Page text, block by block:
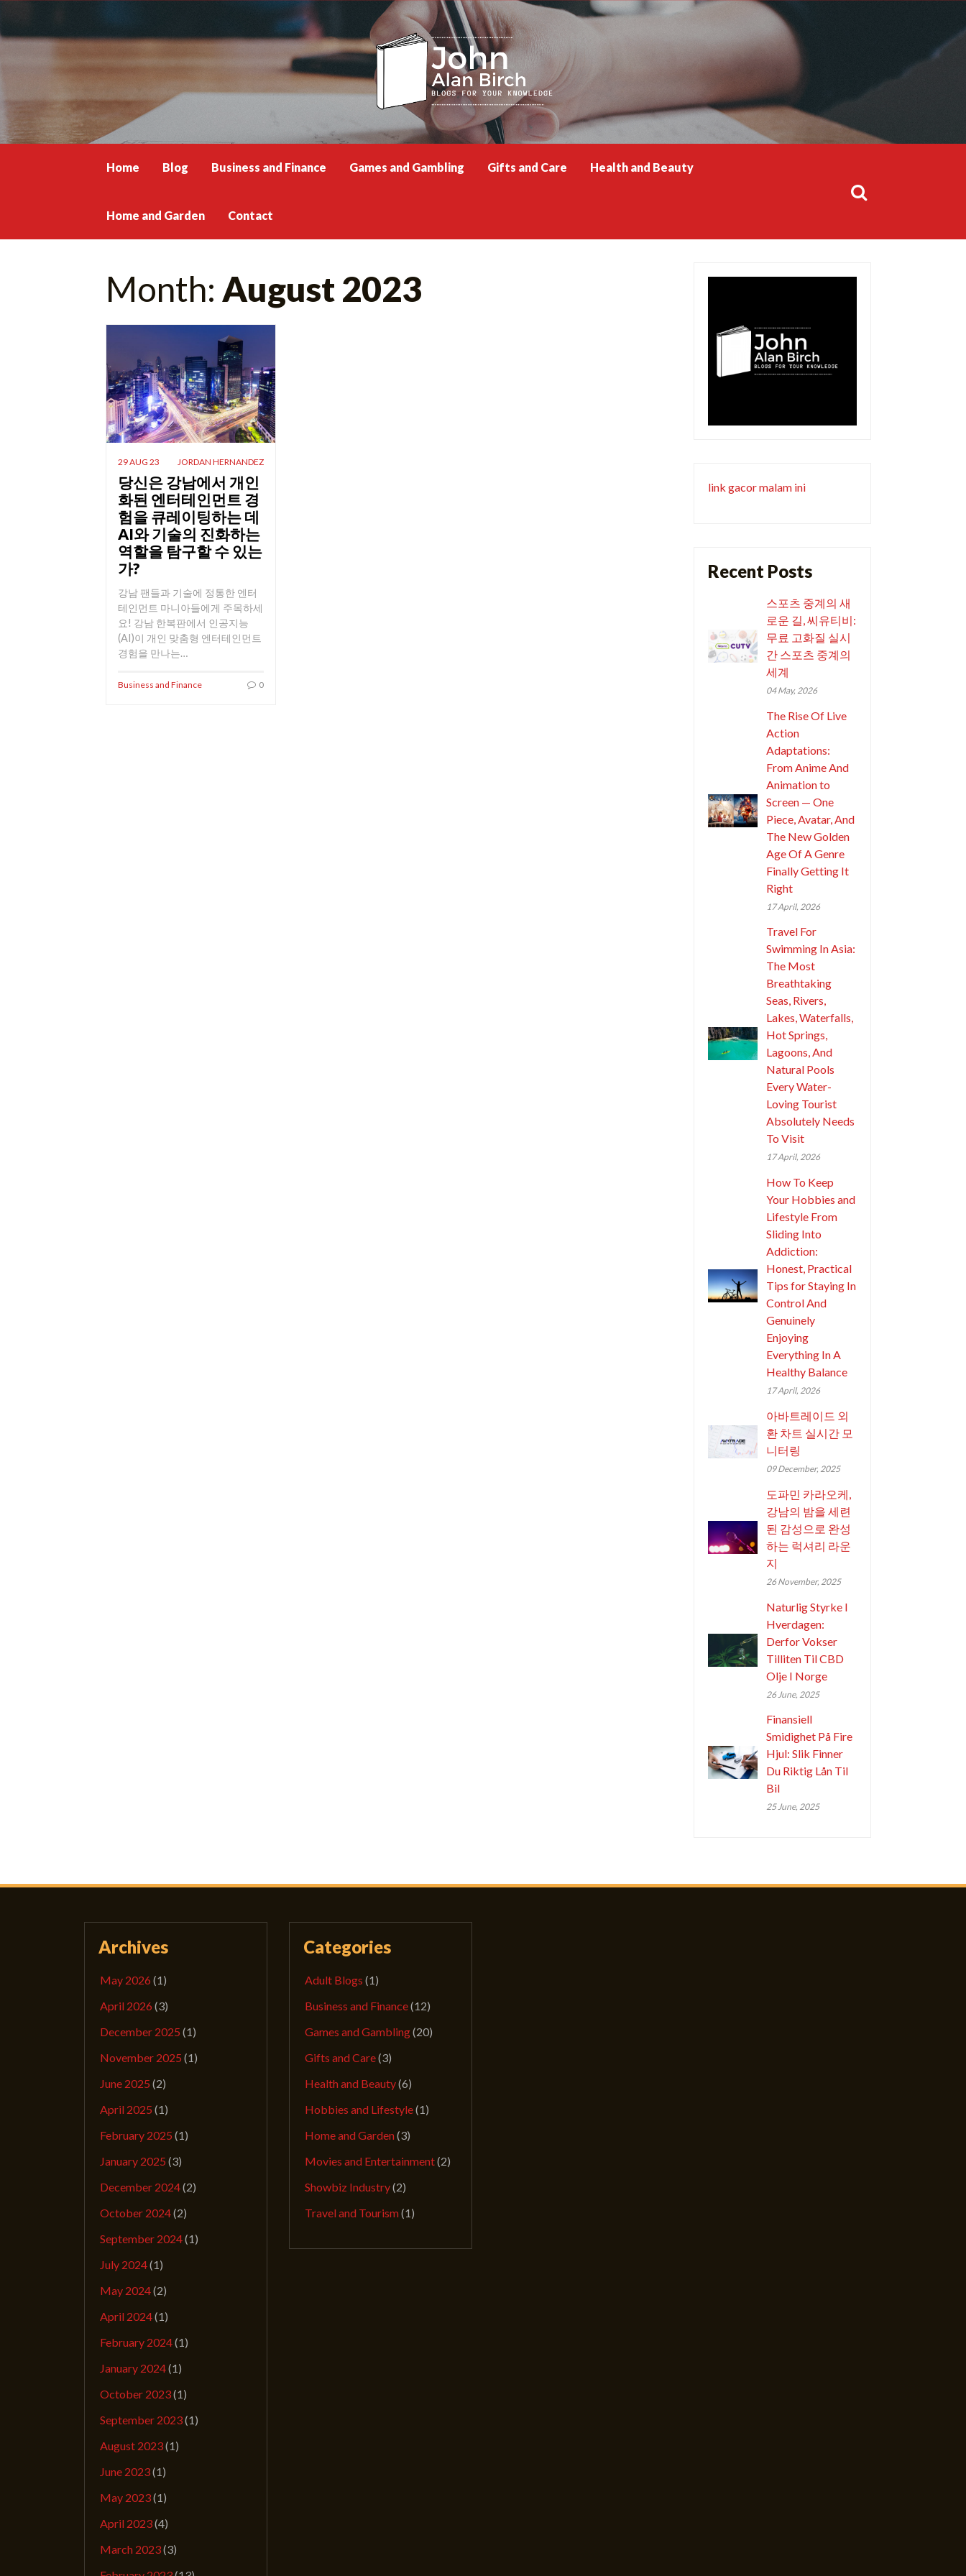
Home Blog Business and Finance Games and Gambling Gifts and Care Health and Beauty
Home and Garden Contact
Month: August 2023
29 AUG 23 JORDAN HERNANDEZ
당신은 강남에서 개인
화된 엔터테인먼트 경
험을 큐레이팅하는 데
AI와 기술의 진화하는
역할을 탐구할 수 있는
가?
강남 팬들과 기술에 정통한 엔터
테인먼트 마니아들에게 주목하세
요! 강남 한복판에서 인공지능
(AI)이 개인 맞춤형 엔터테인먼트
경험을 만나는…
Business and Finance 0
link gacor malam ini
Recent Posts
스포츠 중계의 새
로운 길, 씨유티비:
무료 고화질 실시
간 스포츠 중계의
세계
04 May, 2026
The Rise Of Live
Action
Adaptations:
From Anime And
Animation to
Screen — One
Piece, Avatar, And
The New Golden
Age Of A Genre
Finally Getting It
Right
17 April, 2026
Travel For
Swimming In Asia:
The Most
Breathtaking
Seas, Rivers,
Lakes, Waterfalls,
Hot Springs,
Lagoons, And
Natural Pools
Every Water-
Loving Tourist
Absolutely Needs
To Visit
17 April, 2026
How To Keep
Your Hobbies and
Lifestyle From
Sliding Into
Addiction:
Honest, Practical
Tips for Staying In
Control And
Genuinely
Enjoying
Everything In A
Healthy Balance
17 April, 2026
아바트레이드 외
환 차트 실시간 모
니터링
09 December, 2025
도파민 카라오케,
강남의 밤을 세련
된 감성으로 완성
하는 럭셔리 라운
지
26 November, 2025
Naturlig Styrke I
Hverdagen:
Derfor Vokser
Tilliten Til CBD
Olje I Norge
26 June, 2025
Finansiell
Smidighet På Fire
Hjul: Slik Finner
Du Riktig Lån Til
Bil
25 June, 2025
Archives
May 2026 (1)
April 2026 (3)
December 2025 (1)
November 2025 (1)
June 2025 (2)
April 2025 (1)
February 2025 (1)
January 2025 (3)
December 2024(2)
October 2024(2)
September 2024(1)
July 2024(1)
May 2024(2)
April 2024(1)
February 2024(1)
January 2024(1)
October 2023(1)
September 2023(1)
August 2023(1)
June 2023(1)
May 2023(1)
April 2023(4)
March 2023(3)
Categories
Adult Blogs (1)
Business and Finance(12)
Games and Gambling(20)
Gifts and Care(3)
Health and Beauty(6)
Hobbies and Lifestyle(1)
Home and Garden(3)
Movies and Entertainment(2)
Showbiz Industry(2)
Travel and Tourism(1)
Search